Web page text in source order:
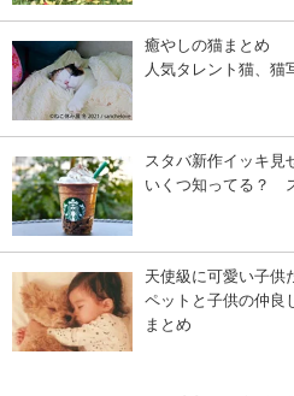
癒やしの猫まとめ
人気タレント猫、
スタバ新作イッキ見
いくつ知ってる？
天使級に可愛い子供
ペットと子供の仲良
まとめ